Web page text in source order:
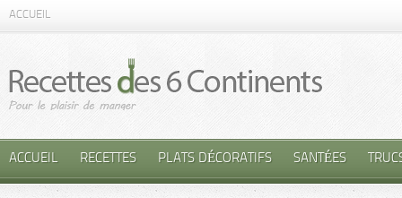
ACCUEIL
ACCUEIL RECETTES PLATS DÉCORATIFS SANTÉES